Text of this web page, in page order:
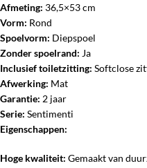
Afmeting: 36,5×53 cm
Vorm: Rond
Spoelvorm: Diepspoel
Zonder spoelrand: Ja
Inclusief toiletzitting: Softclose
Afwerking: Mat
Garantie: 2 jaar
Serie: Sentimenti
Eigenschappen:
Hoge kwaliteit: Gemaakt van